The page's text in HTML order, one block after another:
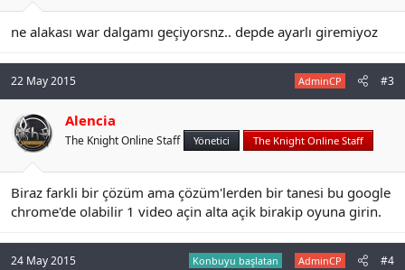
ne alakası war dalgamı geçiyorsnz.. depde ayarlı giremiyoz
22 May 2015 AdminCP #3
Alencia
The Knight Online Staff Yönetici The Knight Online Staff
Biraz farkli bir çözüm ama çözüm'lerden bir tanesi bu google
chrome'de olabilir 1 video açin alta açik birakip oyuna girin.
24 May 2015 Konbuyu başlatan AdminCP #4